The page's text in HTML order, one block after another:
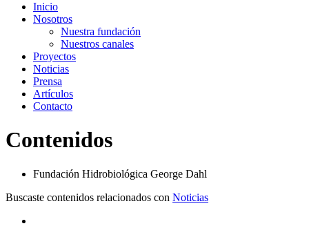
Inicio
Nosotros
Nuestra fundación
Nuestros canales
Proyectos
Noticias
Prensa
Artículos
Contacto
Contenidos
Fundación Hidrobiológica George Dahl
Buscaste contenidos relacionados con Noticias